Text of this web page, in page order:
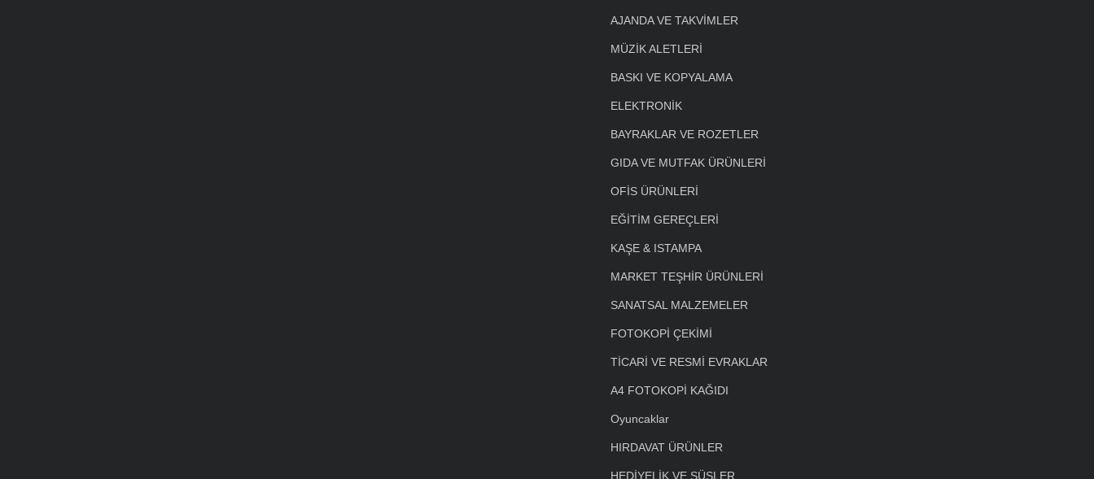
AJANDA VE TAKVİMLER
MÜZİK ALETLERİ
BASKI VE KOPYALAMA
ELEKTRONİK
BAYRAKLAR VE ROZETLER
GIDA VE MUTFAK ÜRÜNLERİ
OFİS ÜRÜNLERİ
EĞİTİM GEREÇLERİ
KAŞE & ISTAMPA
MARKET TEŞHİR ÜRÜNLERİ
SANATSAL MALZEMELER
FOTOKOPİ ÇEKİMİ
TİCARİ VE RESMİ EVRAKLAR
A4 FOTOKOPİ KAĞIDI
Oyuncaklar
HIRDAVAT ÜRÜNLER
HEDİYELİK VE SÜSLER